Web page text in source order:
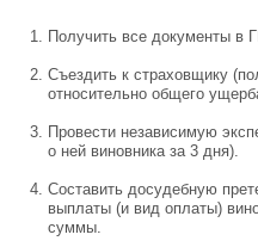
Получить все документы в
Съездить к страховщику
относительно общего
Провести независимую
о ней виновника за 3 дня).
Составить досудебную
выплаты (и вид оплаты)
суммы.